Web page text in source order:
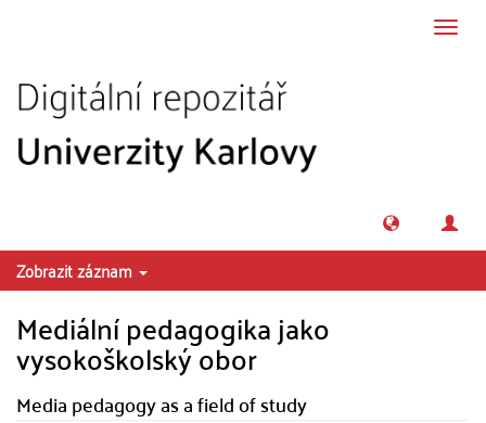
Zobrazit záznam
Mediální pedagogika jako
vysokoškolský obor
Media pedagogy as a field of study